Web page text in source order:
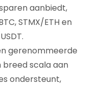
aanbiedt,
STMX/ETH en
gerenommeerde
breed scala aan
ondersteunt,